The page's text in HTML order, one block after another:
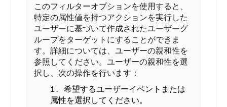
このフィルターオプションを使用すると、
特定の属性値を持つアクションを実行した
ユーザーに基づいて作成されたユーザーグ
ループをターゲットにすることができま
す。詳細については、ユーザーの親和性を
参照してください。ユーザーの親和性を選
択し、次の操作を行います：
希望するユーザーイベントまたは
属性を選択してください。